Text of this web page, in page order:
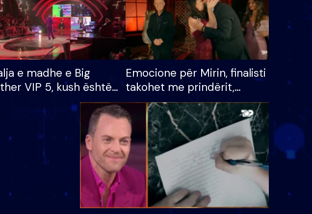
e madhe e Big
VIP 5, kush është
i parë që lë shtëpinë
humb mundësinë për
çmimin e madh
Emocione për Mirin, finalisti
takohet me prindërit,
vajzën dhe bashkëshorten:
S’kemi ndonjë letër divorci
apo jo?